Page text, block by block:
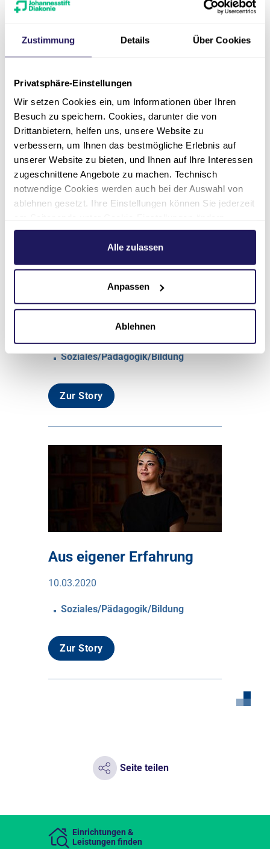
Zustimmung Details Über Cookies
Privatsphäre-Einstellungen
Wir setzen Cookies ein, um Informationen über Ihren
Besuch zu speichern. Cookies, darunter die von
Drittanbietern, helfen uns, unsere Website zu
verbessern, um Ihnen das bestmögliche Erlebnis auf
unserer Website zu bieten, und Ihnen auf Ihre Interessen
zugeschnittene Angebote zu machen. Technisch
notwendige Cookies werden auch bei der Auswahl von
ablehnen gesetzt. Ihre Einstellungen können Sie jederzeit
Weitere Informationen hierzu finden Sie in unserer
.Alle zulassen
Anpassen
Ablehnen
„Meine kleine, große
Familie“
14.07.2020
Soziales/Pädagogik/Bildung
Zur Story
Nur keine Langeweile
Soziales/Pädagogik/Bildung
Zur Story
Aus eigener Erfahrung
10.03.2020
Soziales/Pädagogik/Bildung
Zur Story
Seite teilen
Einrichtungen &
Leistungen finden